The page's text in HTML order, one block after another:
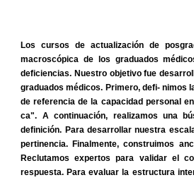
Los cursos de actualización de
macroscópica de los graduados
deficiencias. Nuestro objetivo fue
graduados médicos. Primero, defi- nimos
de referencia de la capacidad personal
ca". A continuación, realizamos una
definición. Para desarrollar nuestra
pertinencia. Finalmente, construimos
Reclutamos expertos para validar el
respuesta. Para evaluar la estructura